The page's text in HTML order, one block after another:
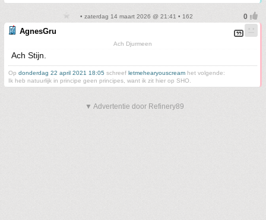
• zaterdag 14 maart 2026 @ 21:41 • 162
AgnesGru
Ach Djurmeen
Ach Stijn.
Op donderdag 22 april 2021 18:05 schreef letmehearyouscream het volgende:
Ik heb natuurlijk in principe geen principes, want ik zit hier op SHO.
▼ Advertentie door Refinery89